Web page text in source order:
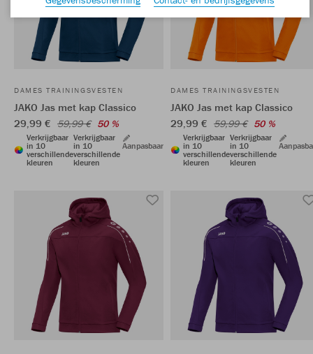
DAMES TRAININGSVESTEN
JAKO Jas met kap Classico
29,99 € 59,99 € 50 %
Verkrijgbaar
in 10
verschillende
kleuren
Verkrijgbaar
in 10
verschillende
kleuren
Aanpasbaar
DAMES TRAININGSVESTEN
JAKO Jas met kap Classico
29,99 € 59,99 € 50 %
Verkrijgbaar
in 10
verschillende
kleuren
Verkrijgbaar
in 10
verschillende
kleuren